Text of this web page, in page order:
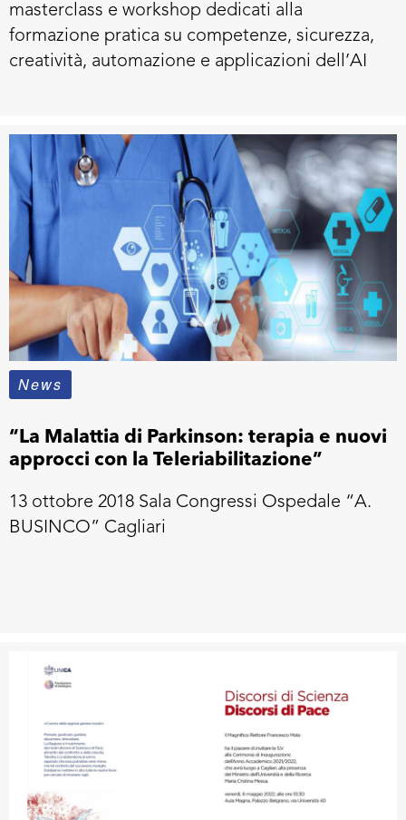
masterclass e workshop dedicati alla
formazione pratica su competenze, sicurezza,
creatività, automazione e applicazioni dell’AI
News
“La Malattia di Parkinson: terapia e nuovi
approcci con la Teleriabilitazione”
13 ottobre 2018 Sala Congressi Ospedale “A.
BUSINCO” Cagliari